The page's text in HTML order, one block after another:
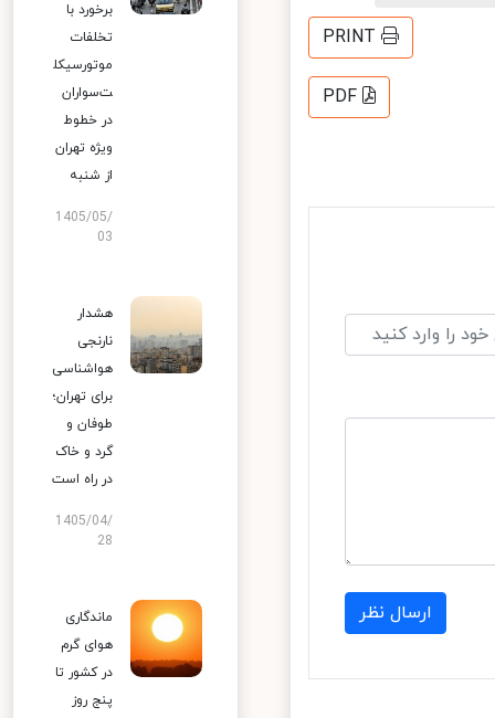
PRINT
PDF
ارسال نظر
برخورد با
تخلفات
موتورسیکل
ت‌سواران
در خطوط
ویژه تهران
از شنبه
1405/05/
03
هشدار
نارنجی
هواشناسی
برای تهران؛
طوفان و
گرد و خاک
در راه است
1405/04/
28
ماندگاری
هوای گرم
در کشور تا
پنج روز